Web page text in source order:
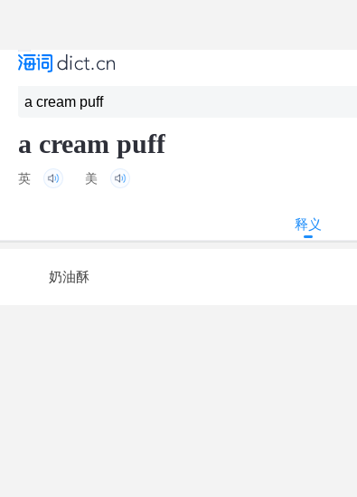
a cream puff
英 美
释义
奶油酥